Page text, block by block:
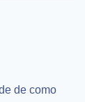
de como